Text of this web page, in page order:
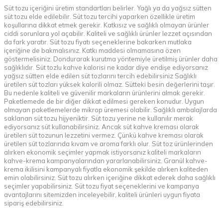
Süt tozu içeriğini üretim standartları belirler. Yağlı ya da yağsız sütten
süt tozu elde edilebilir. Süt tozu tercihi yaparken özellikle üretim
koşullarına dikkat etmek gerekir. Katkısız ve sağlıklı olmayan ürünler
ciddi sorunlara yol açabilir. Kaliteli ve sağlıklı ürünler lezzet açısından
da fark yaratır. Süt tozu fiyatı seçeneklerine bakarken mutlaka
içeriğine de bakmalısınız. Katkı maddesi olmamasına özen
göstermelisiniz. Dondurarak kurutma yöntemiyle üretilmiş ürünler daha
sağlıklıdır. Süt tozlu kahve kalorisi ne kadar diye endişe ediyorsanız
yağsız sütten elde edilen süt tozlarını tercih edebilirsiniz Sağlıklı
üretilen süt tozları yüksek kalorili olmaz. Sütteki besin değerlerini taşır.
Bu nedenle kaliteli ve güvenilir markaların ürünlerini almak gerekir.
Paketlemede de bir diğer dikkat edilmesi gereken konudur. Uygun
olmayan paketlemelerde mikrop üremesi olabilir. Sağlıklı ambalajlarda
saklanan süt tozu hijyeniktir. Süt tozu yerine ne kullanılır merak
ediyorsanız süt kullanabilirsiniz. Ancak süt kahve kreması olarak
üretilen süt tozunun lezzetini vermez. Çünkü kahve kreması olarak
üretilen süt tozlarında kıvam ve aroma farklı olur. Süt toz ürünlerinden
alırken ekonomik seçimler yapmak istiyorsanız kaliteli markaların
kahve-krema kampanyalarından yararlanabilirsiniz. Granül kahve-
krema ikilisini kampanyalı fiyatla ekonomik şekilde alırken kaliteden
emin olabilirsiniz. Süt tozu alırken içeriğine dikkat ederek daha sağlıklı
seçimler yapabilirsiniz. Süt tozu fiyat seçeneklerini ve kampanya
avantajlarını sitemizden inceleyebilir, kaliteli ürünleri uygun fiyata
sipariş edebilirsiniz.